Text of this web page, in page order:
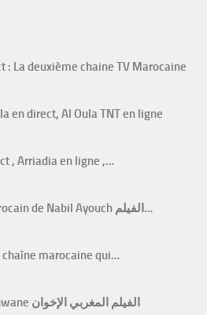
: La deuxième chaine TV Marocaine
en direct, Al Oula TNT en ligne
, Arriadia en ligne ,…
Zin Li Fik Le film Marocain de Nabil Ayouch الفيلم…
marocaine qui…
Film marocain Al Ikhwane الفيلم المغربي الإخوان